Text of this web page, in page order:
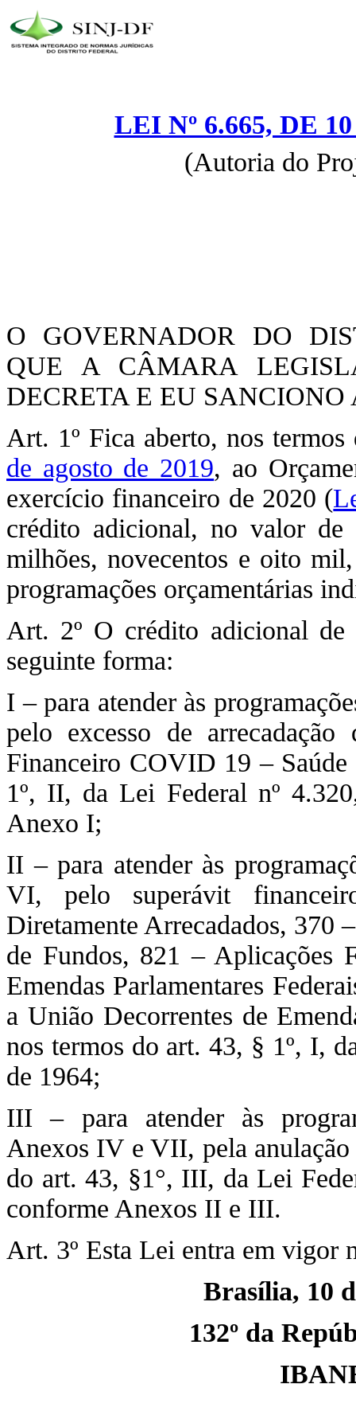
LEI Nº 6.665, DE
(Autoria do
O GOVERNADOR DO
QUE A CÂMARA
DECRETA E EU
Art. 1º Fica aberto, nos
de agosto de 2019, ao
exercício financeiro de 2020 (
crédito adicional, no valor de
milhões, novecentos e oito
programações orçamentárias
Art. 2º O crédito adicional de
seguinte forma:
I – para atender às
pelo excesso de
Financeiro COVID 19 –
1º, II, da Lei Federal nº
Anexo I;
II – para atender às
VI, pelo superávit
Diretamente Arrecadados, 370
de Fundos, 821 – Aplicações
Emendas Parlamentares
a União Decorrentes de
nos termos do art. 43, § 1º, I,
de 1964;
III – para atender às
Anexos IV e VII, pela anulação
do art. 43, §1°, III, da Lei
conforme Anexos II e III.
Art. 3º Esta Lei entra em vigor
Brasília, 10
132º da